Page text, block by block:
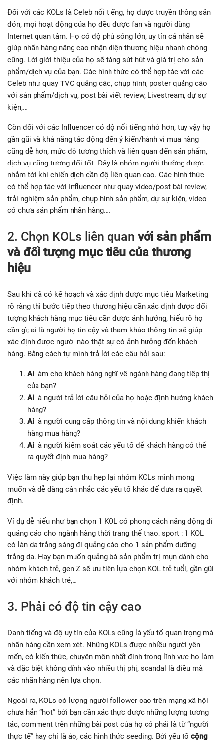
Đối với các KOLs là Celeb nổi tiếng, họ được truyền thông săn
đón, mọi hoạt động của họ đều được fan và người dùng
Internet quan tâm. Họ có độ phủ sóng lớn, uy tín cá nhân sẽ
giúp nhãn hàng nâng cao nhận diện thương hiệu nhanh chóng
cũng. Lời giới thiệu của họ sẽ tăng sút hút và giá trị cho sản
phẩm/dịch vụ của bạn. Các hình thức có thể hợp tác với các
Celeb như quay TVC quảng cáo, chụp hình, poster quảng cáo
với sản phẩm/dịch vụ, post bài viết review, Livestream, dự sự
kiện,…
Còn đối với các Influencer có độ nổi tiếng nhỏ hơn, tuy vậy họ
gần gũi và khả năng tác động đến ý kiến/hành vi mua hàng
cũng dễ hơn, mức độ tương thích và liên quan đến sản phẩm,
dịch vụ cũng tương đối tốt. Đây là nhóm người thường được
nhắm tới khi chiến dịch cần độ liên quan cao. Các hình thức
có thể hợp tác với Influencer như quay video/post bài review,
trải nghiệm sản phẩm, chụp hình sản phẩm, dự sự kiện, video
có chưa sản phẩm nhãn hàng….
2. Chọn KOLs liên quan với sản phẩm
và đối tượng mục tiêu của thương
hiệu
Sau khi đã có kế hoạch và xác định được mục tiêu Marketing
rõ ràng thì bước tiếp theo thương hiệu cần xác định được đối
tượng khách hàng mục tiêu cần được ảnh hưởng, hiểu rõ họ
cần gì; ai là người họ tin cậy và tham khảo thông tin sẽ giúp
xác định được người nào thật sự có ảnh hưởng đến khách
hàng. Bằng cách tự mình trả lời các câu hỏi sau:
Ai làm cho khách hàng nghĩ về ngành hàng đang tiếp thị
của bạn?
Ai là người trả lời câu hỏi của họ hoặc định hướng khách
hàng?
Ai là người cung cấp thông tin và nội dung khiến khách
hàng mua hàng?
Ai là người kiểm soát các yếu tố để khách hàng có thể
ra quyết định mua hàng?
Việc làm này giúp bạn thu hẹp lại nhóm KOLs mình mong
muốn và dễ dàng cân nhắc các yếu tố khác để đưa ra quyết
định.
Ví dụ dễ hiểu như bạn chọn 1 KOL có phong cách năng động đi
quảng cáo cho ngành hàng thời trang thể thao, sport ; 1 KOL
có làn da trắng sáng đi quảng cáo cho 1 sản phẩm dưỡng
trắng da. Hay bạn muốn quảng bá sản phẩm trị mụn dành cho
nhóm khách trẻ, gen Z sẽ ưu tiên lựa chọn KOL trẻ tuổi, gần gũi
với nhóm khách trẻ,…
3. Phải có độ tin cậy cao
Danh tiếng và độ uy tín của KOLs cũng là yếu tố quan trọng mà
nhãn hàng cần xem xét. Những KOLs được nhiều người yên
mến, có kiến thức, chuyên môn nhất định trong lĩnh vực họ làm
và đặc biệt không dính vào nhiều thị phị, scandal là điều mà
các nhãn hàng nên lựa chọn.
Ngoài ra, KOLs có lượng người follower cao trên mạng xã hội
chưa hẳn “hot” bởi bạn cần xác thực được những lượng tương
tác, comment trên những bài post của họ có phải là từ “người
thực tế” hay chỉ là ảo, các hình thức seeding. Bởi yếu tố cộng